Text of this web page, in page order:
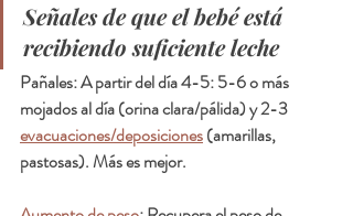
Señales de que el bebé está
recibiendo suficiente leche
Pañales: A partir del día 4-5: 5-6 o más
mojados al día (orina clara/pálida) y 2-3
evacuaciones/deposiciones (amarillas,
pastosas). Más es mejor.